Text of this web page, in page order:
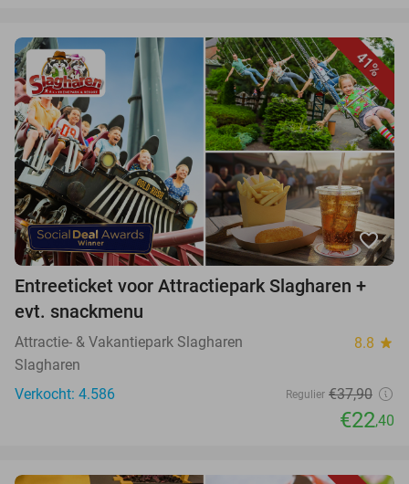
41%
favorite_border
Entreeticket voor Attractiepark Slagharen +
evt. snackmenu
Attractie- & Vakantiepark Slagharen 8.8 star
Slagharen
Verkocht: 4.586
Regulier €37,90
€22,40